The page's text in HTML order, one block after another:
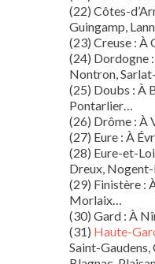
(22) Côtes-
Guingamp,
(23) Creuse : À
(24) Dordogne
Nontron,
(25) Doubs : À
Pontarlier…
(26) Drôme : À
(27) Eure : À
(28) Eure-et-
Dreux, Nogent-
(29) Finistère :
Morlaix…
(30) Gard : À
(31) Haute-
Saint-Gaudens,